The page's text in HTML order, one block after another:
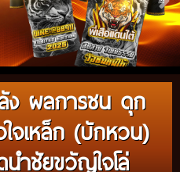
ง ผลการชน ดุก
จเหล็ก (บักหวน)
ำชัยขวัญใจโล่